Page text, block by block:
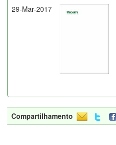
29-Mar-2017
Compartilhamento